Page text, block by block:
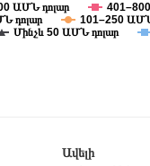
ԱՄՆ դոլար
դոլար
101–250
Մինչև 50 ԱՄՆ դոլար
Ավելի